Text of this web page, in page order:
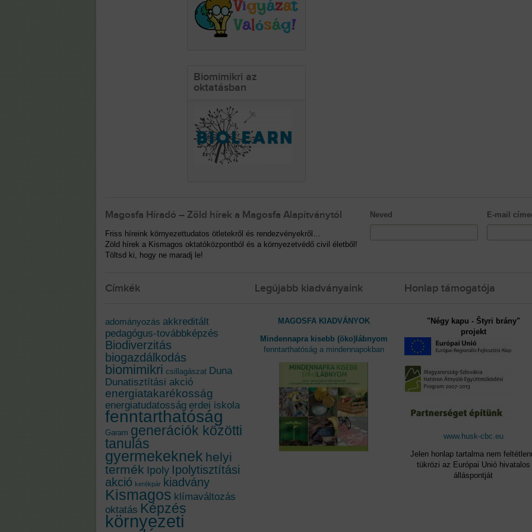
Biomimikri az
oktatásban
Magosfa Híradó – Zöld hírek a Magosfa Alapítványtól
Friss híreink környezettudatos ötletekről és rendezvényekről…
Zöld hírek a Kismagos oktatóközpontból és a környezetvédő civil életből!
Töltsd ki, hogy ne maradj le!
Neved E-mail
Címkék
adományozás akkreditált
pedagógus-továbbképzés
Biodiverzitás
biogazdálkodás
biomimikri csillagászat Duna
Dunatisztítási akció
energiatakarékosság
energiatudatosság erdei iskola
fenntarthatóság
Garam generációk közötti
tanulás
gyermekeknek helyi
termék Ipoly Ipolytisztítási
akció kerékpár kiadvány
Kismagos klímaváltozás
oktatás Képzés
környezeti
Legújabb kiadványaink
MAGOSFA KIADVÁNYOK
Mindennapra kisebb (öko)lábnyom
fenntarthatóság a mindennapokban
Honlap támogatója
"Négy kapu - Štyri brány"
projekt
www.husk-cbc.eu
Jelen honlap tartalma nem
tükrözi az Európai Unió hivatalos
álláspontját